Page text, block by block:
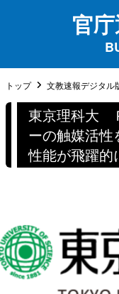
官
トップ 文教速報デジタル
東京理科大
ーの触媒活
性能が飛躍的